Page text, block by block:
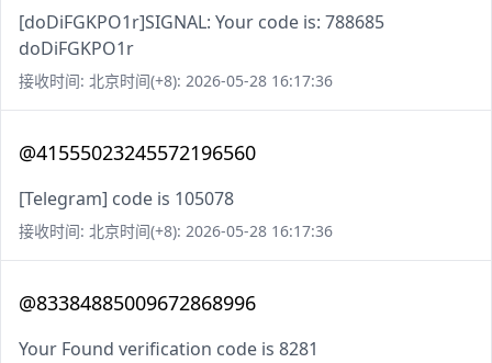
[doDiFGKPO1r]SIGNAL: Your code is: 788685
doDiFGKPO1r
接收时间: 北京时间(+8): 2026-05-28 16:17:36
@41555023245572196560
[Telegram] code is 105078
接收时间: 北京时间(+8): 2026-05-28 16:17:36
@83384885009672868996
Your Found verification code is 8281